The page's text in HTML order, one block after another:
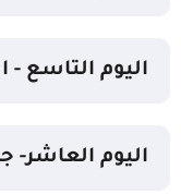
اليوم التاسع -
اليوم العاشر-